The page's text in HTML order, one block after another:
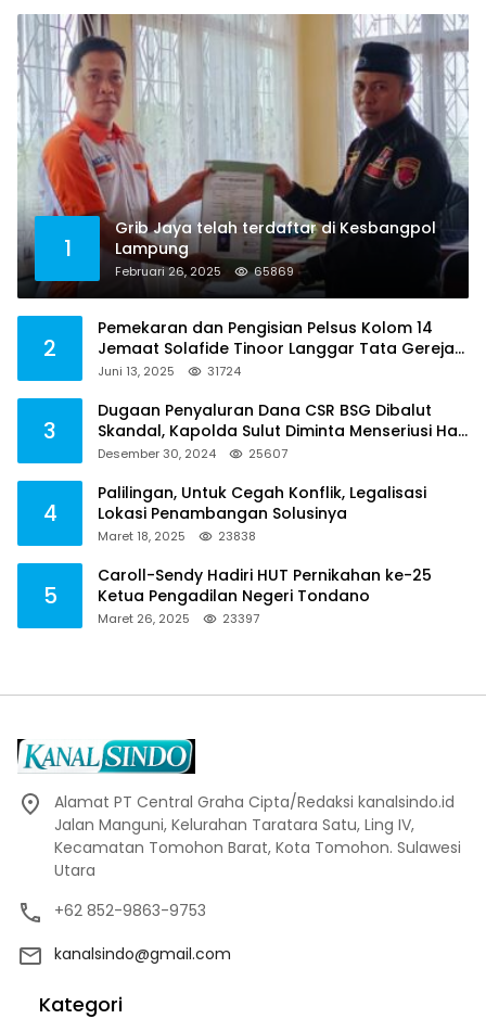
1
Grib Jaya telah terdaftar di Kesbangpol
Lampung
Februari 26, 2025 65869
2
Pemekaran dan Pengisian Pelsus Kolom 14
Jemaat Solafide Tinoor Langgar Tata Gereja
2021, Toreh : Ini Perbuatan Melawan Hukum
Juni 13, 2025 31724
3
Dugaan Penyaluran Dana CSR BSG Dibalut
Skandal, Kapolda Sulut Diminta Menseriusi Hal
ini
Desember 30, 2024 25607
4
Palilingan, Untuk Cegah Konflik, Legalisasi
Lokasi Penambangan Solusinya
Maret 18, 2025 23838
5
Caroll-Sendy Hadiri HUT Pernikahan ke-25
Ketua Pengadilan Negeri Tondano
Maret 26, 2025 23397
Alamat PT Central Graha Cipta/Redaksi kanalsindo.id
Jalan Manguni, Kelurahan Taratara Satu, Ling IV,
Kecamatan Tomohon Barat, Kota Tomohon. Sulawesi
Utara
+62 852-9863-9753
kanalsindo@gmail.com
Kategori